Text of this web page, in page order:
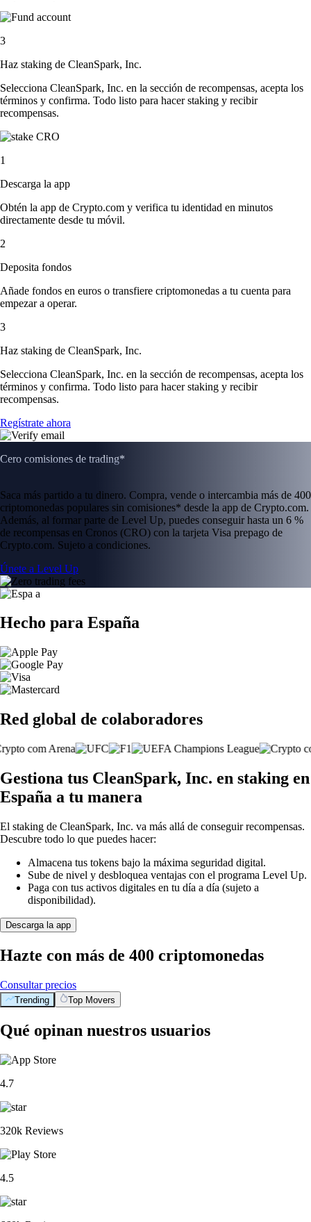
3
Haz staking de CleanSpark, Inc.
Selecciona CleanSpark, Inc. en la sección de recompensas, acepta los
términos y confirma. Todo listo para hacer staking y recibir
recompensas.
1
Descarga la app
Obtén la app de Crypto.com y verifica tu identidad en minutos
directamente desde tu móvil.
2
Deposita fondos
Añade fondos en euros o transfiere criptomonedas a tu cuenta para
empezar a operar.
3
Haz staking de CleanSpark, Inc.
Selecciona CleanSpark, Inc. en la sección de recompensas, acepta los
términos y confirma. Todo listo para hacer staking y recibir
recompensas.
Regístrate ahora
Cero comisiones de trading*
Saca más partido a tu dinero. Compra, vende o intercambia más de 400
criptomonedas populares sin comisiones* desde la app de Crypto.com.
Además, al formar parte de Level Up, puedes conseguir hasta un 6 %
de recompensas en Cronos (CRO) con la tarjeta Visa prepago de
Crypto.com. Sujeto a condiciones.
Únete a Level Up
Hecho para España
Red global de colaboradores
Gestiona tus CleanSpark, Inc. en staking en
España a tu manera
El staking de CleanSpark, Inc. va más allá de conseguir recompensas.
Descubre todo lo que puedes hacer:
Almacena tus tokens bajo la máxima seguridad digital.
Sube de nivel y desbloquea ventajas con el programa Level Up.
Paga con tus activos digitales en tu día a día (sujeto a
disponibilidad).
Descarga la app
Hazte con más de 400 criptomonedas
Consultar precios
Trending Top Movers
Qué opinan nuestros usuarios
4.7
320k Reviews
4.5